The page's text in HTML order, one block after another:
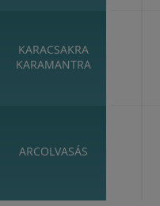
KARACSAKRA
KARAMANTRA
ARCOLVASÁS